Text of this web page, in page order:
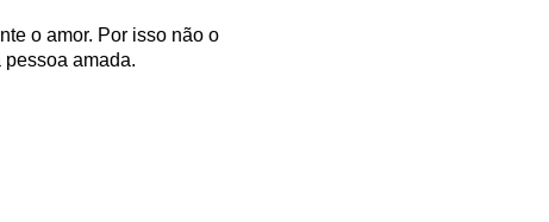
o amor. Por isso não o
amada.